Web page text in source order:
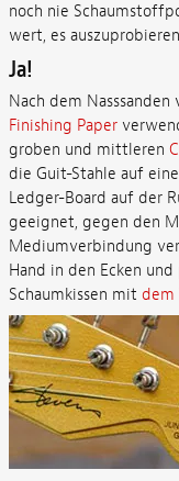
noch nie
wert, es
Ja!
Nach dem
Finishing Paper
groben und mittleren
die Guit-Stahle auf
Ledger-Board auf der
geeignet, gegen den
Mediumverbindung
Hand in den Ecken
Schaumkissen mit dem